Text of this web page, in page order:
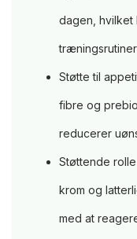
dagen, hvilket
Støtte til
fibre og
reducerer
Støttende
krom og
med at